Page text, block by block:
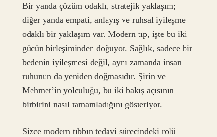
Bir yanda çözüm odaklı, stratejik yaklaşım;
diğer yanda empati, anlayış ve ruhsal iyileşme
odaklı bir yaklaşım var. Modern tıp, işte bu iki
gücün birleşiminden doğuyor. Sağlık, sadece bir
bedenin iyileşmesi değil, aynı zamanda insan
ruhunun da yeniden doğmasıdır. Şirin ve
Mehmet’in yolculuğu, bu iki bakış açısının
birbirini nasıl tamamladığını gösteriyor.
Sizce modern tıbbın tedavi sürecindeki rolü